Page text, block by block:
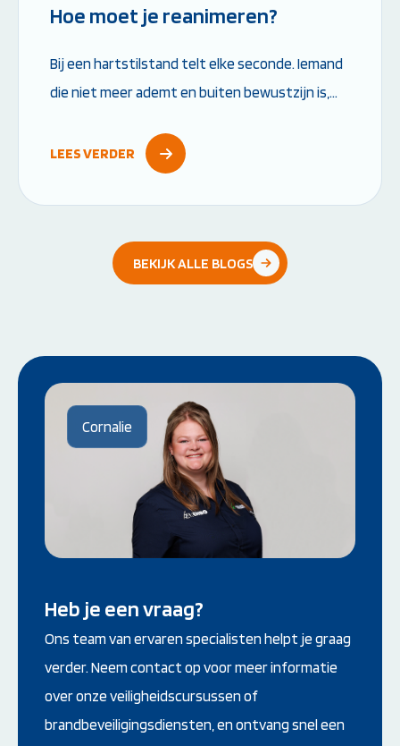
Hoe moet je reanimeren?
Bij een hartstilstand telt elke seconde. Iemand
die niet meer ademt en buiten bewustzijn is,
met reanimeren vergroot je de overlevingskans
LEES VERDER
BEKIJK ALLE BLOGS
Cornalie
Heb je een vraag?
Ons team van ervaren specialisten helpt je graag
verder. Neem contact op voor meer informatie
over onze veiligheidscursussen of
brandbeveiligingsdiensten, en ontvang snel een